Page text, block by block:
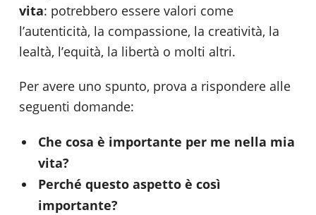
vita: potrebbero essere valori come
l’autenticità, la compassione, la creatività, la
lealtà, l’equità, la libertà o molti altri.
Per avere uno spunto, prova a rispondere alle
seguenti domande:
Che cosa è importante per me nella mia
vita?
Perché questo aspetto è così
importante?